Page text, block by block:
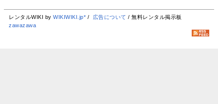
レンタルWIKI byWIKIWIKI.jp* / 広告について / 無料レンタル掲示板
zawazawa